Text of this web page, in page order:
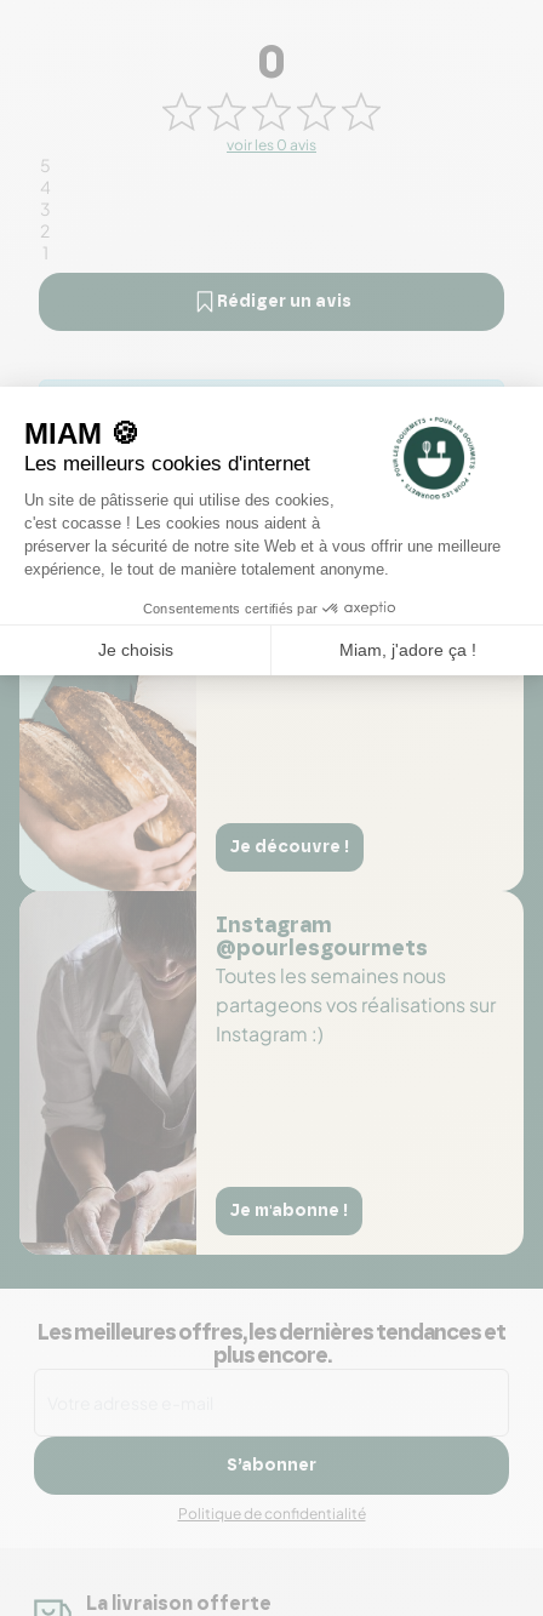
0
voir les 0 avis
5
4
3
2
1
Rédiger un avis
Il n'y a pas encore d'avis pour ce produit.
Des offres toute l’année
long de l'année sur des
sélections de produits
Je découvre !
Instagram
@pourlesgourmets
Toutes les semaines nous
partageons vos réalisations sur
Instagram :)
Je m'abonne !
Les meilleures offres, les dernières tendances et
plus encore.
S’abonner
Politique de confidentialité
La livraison offerte